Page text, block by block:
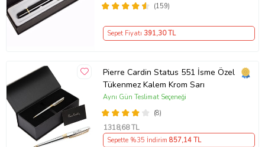
(159)
Sepet Fiyatı 391,30 TL
Pierre Cardin Status 551 İsme Özel
Tükenmez Kalem Krom Sarı
(8)
Aynı Gün Teslimat Seçeneği
1318,68 TL
Sepette %35 İndirim 857,14 TL